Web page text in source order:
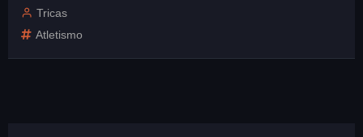
Tricas
Atletismo